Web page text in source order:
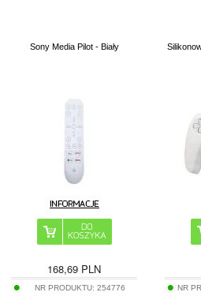
Sony Media Pilot - Biały
168,69 PLN
NR PRODUKTU:254776 NR